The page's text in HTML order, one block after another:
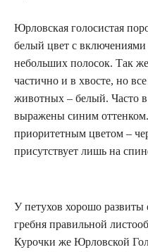
Юрловская голосистая
белый цвет с включениями
небольших полосок. Так
частично и в хвосте, но
животных – белый. Часто
выражены синим
приоритетным цветом –
присутствует лишь на
У петухов хорошо развиты
гребня правильной
Курочки же Юрловской